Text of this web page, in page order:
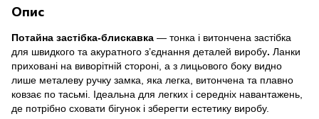
Опис
Потайна застібка-блискавка — тонка і витончена застібка
для швидкого та акуратного з’єднання деталей виробу. Ланки
приховані на виворітній стороні, а з лицьового боку видно
лише металеву ручку замка , яка легка, витончена та плавно
ковзає по тасьмі. Ідеальна для легких і середніх навантажень,
де потрібно сховати бігунок і зберегти естетику виробу.